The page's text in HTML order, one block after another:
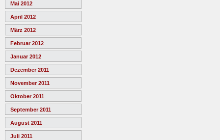
Mai 2012
April 2012
März 2012
Februar 2012
Januar 2012
Dezember 2011
November 2011
Oktober 2011
September 2011
August 2011
Juli 2011